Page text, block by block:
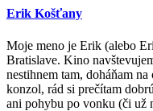
Erik Košťany
Moje meno je Erik (alebo
Bratislave. Kino
nestihnem tam, doháňam
konzol, rád si prečítam
ani pohybu po vonku (či už